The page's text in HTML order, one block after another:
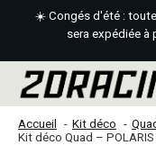
☀️ Congés d'été :
sera expédiée à
Accueil Kit déco
Kit déco Quad –